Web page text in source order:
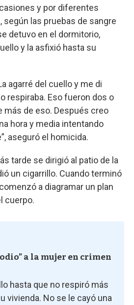
y por diferentes
según las pruebas de sangre
detuvo en el dormitorio,
y la asfixió hasta su
agarré del cuello y me di
respiraba. Eso fueron dos o
más de eso. Después creo
hora y media intentando
aseguró el homicida.
tarde se dirigió al patio de la
un cigarrillo. Cuando terminó
a diagramar un plan
cuerpo.
a la mujer en crimen
hasta que no respiró más
vivienda. No se le cayó una